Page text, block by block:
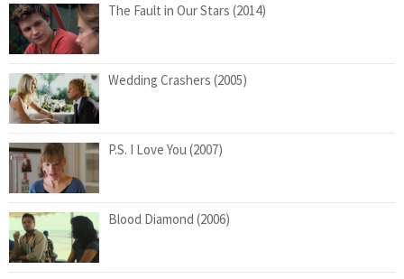
The Fault in Our Stars (2014)
Wedding Crashers (2005)
P.S. I Love You (2007)
Blood Diamond (2006)